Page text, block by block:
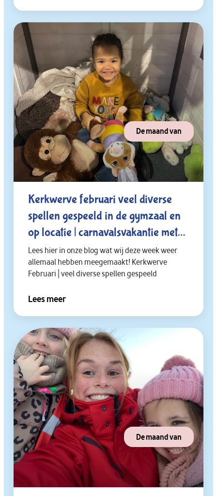
De maand van
Kerkwerve februari veel diverse
spellen gespeeld in de gymzaal en
op locatie | carnavalsvakantie met
feesten, bioscoop, reptielenhuis,
dierentuin en kabonk.🍿🦎🐘🎉🛝
Lees hier in onze blog wat wij deze week weer
allemaal hebben meegemaakt! Kerkwerve
Februari | veel diverse spellen gespeeld
Lees meer
De maand van